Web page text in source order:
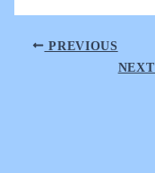
PREVIOUS
NEXT